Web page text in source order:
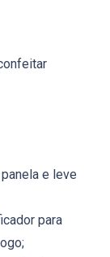
e leve
para